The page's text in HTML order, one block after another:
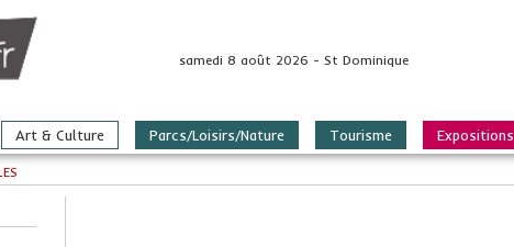
samedi 8 août 2026 - St Dominique
Art & Culture Parcs/Loisirs/Nature Tourisme Expositions